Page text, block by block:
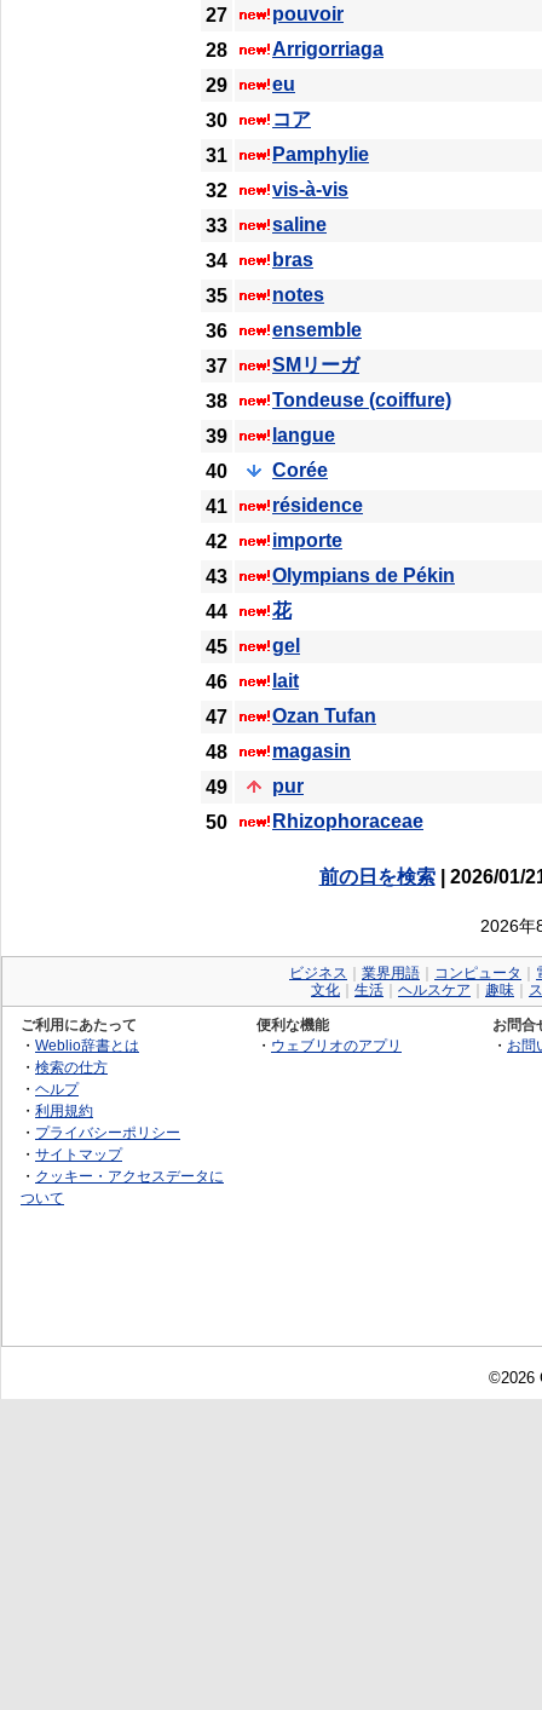
27
pouvoir
28
Arrigorriaga
29
eu
30
コア
31
Pamphylie
32
vis-à-vis
33
saline
34
bras
35
notes
36
ensemble
37
SMリーガ
38
Tondeuse (coiffure)
39
langue
40
Corée
41
résidence
42
importe
43
Olympians de Pékin
44
花
45
gel
46
lait
47
Ozan Tufan
48
magasin
49
pur
50
Rhizophoraceae
前の日を検索| 2026/01/
2026年
ビジネス 業界用語 コンピュータ
文化
生活 ヘルスケア 趣味
ご利用にあたって
・ Weblio辞書とは
・ 検索の仕方
・ ヘルプ
・ 利用規約
・ プライバシーポリシー
・ サイトマップ
・ クッキー・アクセスデータに
ついて
便利な機能
・ ウェブリオのアプリ
お問合
・ お問
©2026